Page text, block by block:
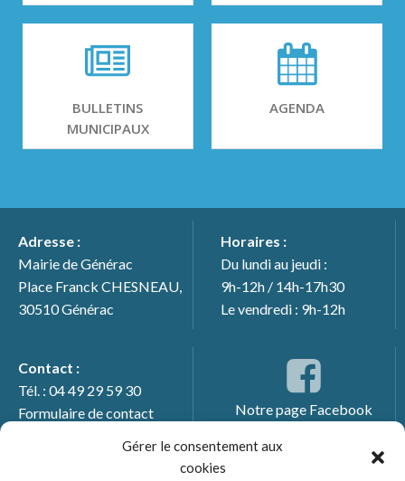
Gérer le consentement aux
cookies
BULLETINS
MUNICIPAUX
AGENDA
Adresse :
Mairie de Générac
Place Franck CHESNEAU,
30510 Générac
Horaires :
Du lundi au jeudi :
9h-12h / 14h-17h30
Le vendredi : 9h-12h
Contact :
Tél. : 04 49 29 59 30
Formulaire de contact
Notre page Facebook